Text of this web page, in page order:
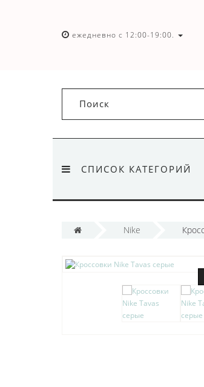
ежедневно с 12:00-19:00.
СПИСОК КАТЕГОРИЙ
Nike